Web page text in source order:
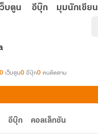
ว็บตูน อีบุ๊ก มุมนักเขียน
0 เว็บตูน0 อีบุ๊ก0 คนติดตาม
อีบุ๊ก คอลเล็กชัน